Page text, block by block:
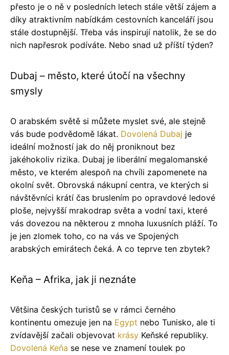
přesto je o ně v posledních letech stále větší zájem a
díky atraktivním nabídkám cestovních kanceláří jsou
stále dostupnější. Třeba vás inspirují natolik, že se do
nich napřesrok podíváte. Nebo snad už příští týden?
Dubaj – město, které útočí na všechny
smysly
O arabském světě si můžete myslet své, ale stejně
vás bude podvědomě lákat. Dovolená Dubaj je
ideální možností jak do něj proniknout bez
jakéhokoliv rizika. Dubaj je liberální megalomanské
město, ve kterém alespoň na chvíli zapomenete na
okolní svět. Obrovská nákupní centra, ve kterých si
návštěvníci krátí čas bruslením po opravdové ledové
ploše, nejvyšší mrakodrap světa a vodní taxi, které
vás dovezou na některou z mnoha luxusních pláží. To
je jen zlomek toho, co na vás ve Spojených
arabských emirátech čeká. A co teprve ten zbytek?
Keňa – Afrika, jak ji neznáte
Většina českých turistů se v rámci černého
kontinentu omezuje jen na Egypt nebo Tunisko, ale ti
zvídavější začali objevovat krásy Keňské republiky.
Dovolená Keňa se nese ve znamení toulek po